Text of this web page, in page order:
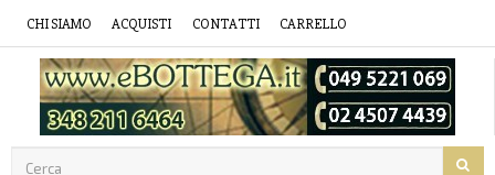
CHI SIAMO ACQUISTI CONTATTI CARRELLO